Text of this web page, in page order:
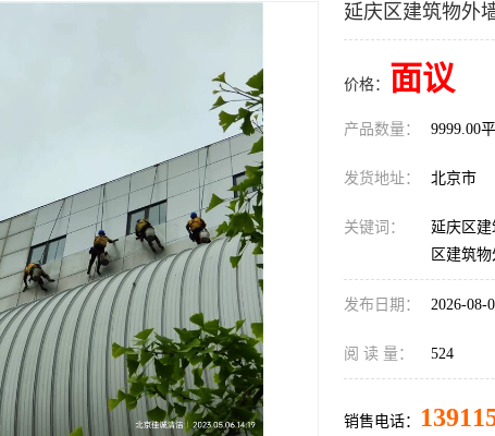
延庆区建筑物外
价格： 面议
产品数量： 9999.00
发货地址： 北京市
关键词：
延庆区
区建筑
发布日期： 2026-08-
阅 读 量： 524
销售电话：